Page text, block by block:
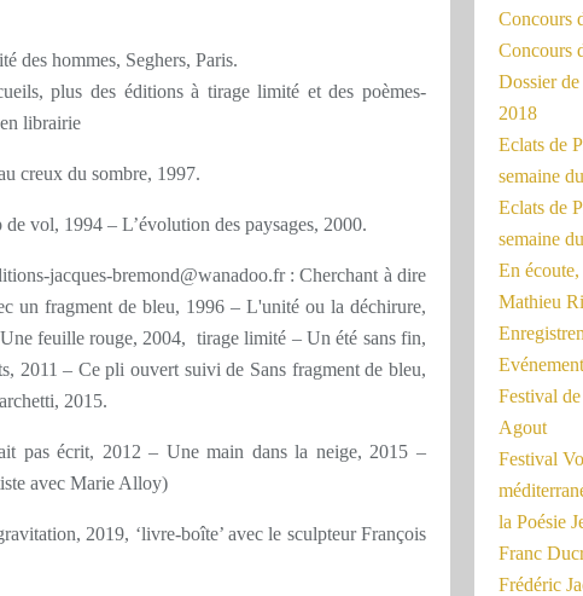
des hommes, Seghers, Paris.
plus des éditions à tirage limité et des poèmes-
librairie
creux du sombre, 1997.
vol, 1994 – L’évolution des paysages, 2000.
jacques-bremond@wanadoo.fr : Cherchant à dire
un fragment de bleu, 1996 – L'unité ou la déchirure,
feuille rouge, 2004, tirage limité – Un été sans fin,
2011 – Ce pli ouvert suivi de Sans fragment de bleu,
2015.
pas écrit, 2012 – Une main dans la neige, 2015 –
avec Marie Alloy)
2019, ‘livre-boîte’ avec le sculpteur François
Concours
Concours
Dossier de
2018
Eclats de
semaine
Eclats de
semaine
En
Mathieu
Festival
Agout
Festival
la Poésie
Franc
Frédéric